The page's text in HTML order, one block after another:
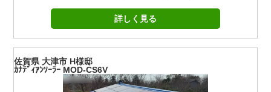
詳しく見る
佐賀県 大津市 H様邸
ｶﾅﾃﾞｨｱﾝｿｰﾗｰ MOD-CS6V